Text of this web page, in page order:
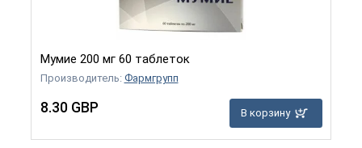
Мумие 200 мг 60 таблеток
Производитель: Фармгрупп
8.30 GBP В корзину